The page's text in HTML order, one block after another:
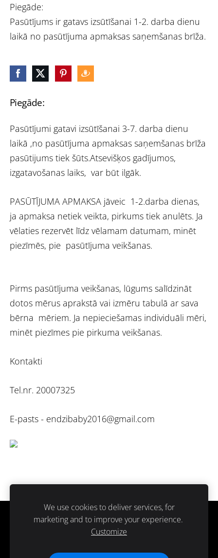
Piegāde:
Pasūtījumi gatavi izsūtīšanai 3-7. darba dienu
laikā ,no pasūtījuma apmaksas saņemšanas brīža
pasūtijums tiek šūts.Atsevišķos gadījumos,
izgatavošanas laiks, var būt ilgāk.
PASŪTĪJUMA APMAKSA jāveic 1-2.darba dienas,
ja apmaksa netiek veikta, pirkums tiek anulēts. Ja
vēlaties rezervēt līdz vēlamam datumam, minēt
piezīmēs, pie pasūtījuma veikšanas.
Pirms pasūtījuma veikšanas, lūgums salīdzināt
dotos mērus aprakstā vai izmēru tabulā ar sava
bērna mēriem. Ja nepieciešamas individuāli mēri,
minēt piezīmes pie pirkuma veikšanas.
Kontakti
Tel.nr. 20007325
E-pasts - endzibaby2016@gmail.com
Piegāde:
Pasūtījums ir gatavs izsūtīšanai 1-2. darba dienu
laikā no pasūtījuma apmaksas saņemšanas brīža.
Sīkdatnes
Paldies ka atbalsti ražots Latvijā.
We use cookies to deliver services, for
marketing and to improve your experience.
Customize